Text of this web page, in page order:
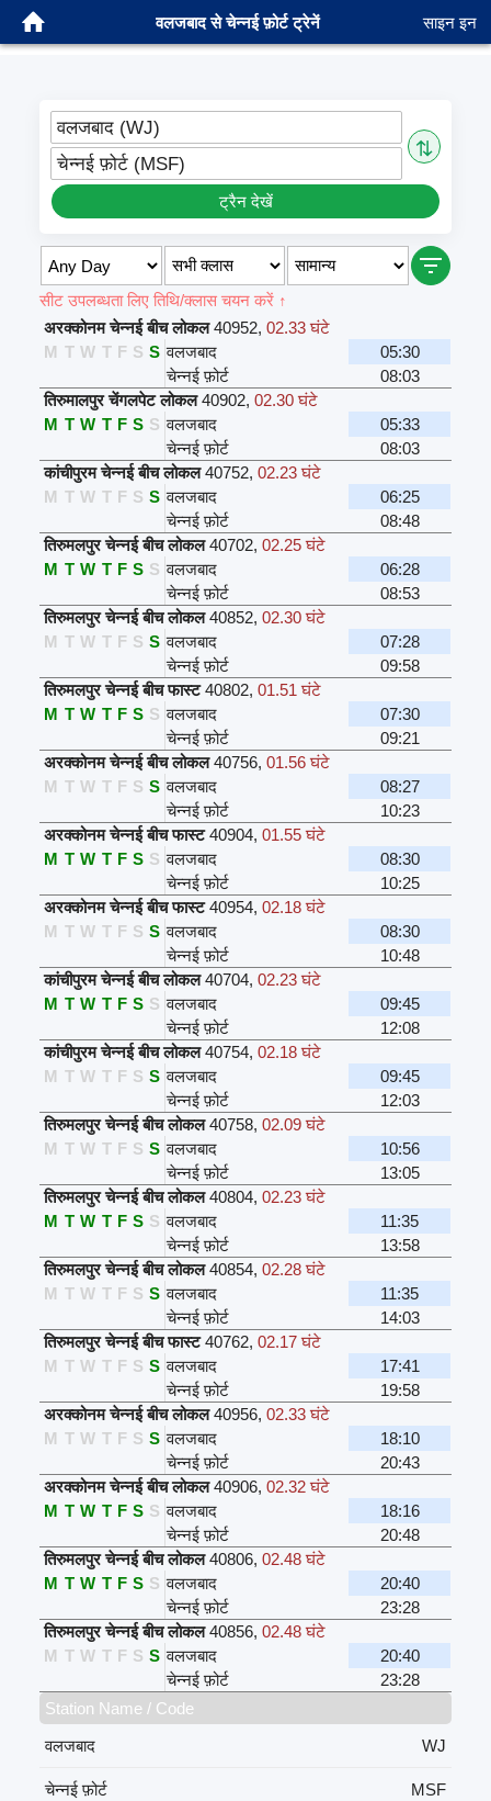
वलजबाद से चेन्नई फ़ोर्ट ट्रेनें साइन इन
वलजबाद (WJ)
⇅
चेन्नई फ़ोर्ट (MSF)
ट्रैन देखें
सीट उपलब्धता लिए तिथि/क्लास चयन करें ↑
अरक्कोनम चेन्नई बीच लोकल 40952,02.33 घंटे
M T W T F S S वलजबाद
05:30
चेन्नई फ़ोर्ट
08:03
तिरुमालपुर चेंगलपेट लोकल 40902,02.30 घंटे
M T W T F S S वलजबाद
05:33
चेन्नई फ़ोर्ट
08:03
कांचीपुरम चेन्नई बीच लोकल 40752,02.23 घंटे
M T W T F S S वलजबाद
06:25
चेन्नई फ़ोर्ट
08:48
तिरुमलपुर चेन्नई बीच लोकल 40702,02.25 घंटे
M T W T F S S वलजबाद
06:28
चेन्नई फ़ोर्ट
08:53
तिरुमलपुर चेन्नई बीच लोकल 40852,02.30 घंटे
M T W T F S S वलजबाद
07:28
चेन्नई फ़ोर्ट
09:58
तिरुमलपुर चेन्नई बीच फास्ट 40802,01.51 घंटे
M T W T F S S वलजबाद
07:30
चेन्नई फ़ोर्ट
09:21
अरक्कोनम चेन्नई बीच लोकल 40756,01.56 घंटे
M T W T F S S वलजबाद
08:27
चेन्नई फ़ोर्ट
10:23
अरक्कोनम चेन्नई बीच फास्ट 40904,01.55 घंटे
M T W T F S S वलजबाद
08:30
चेन्नई फ़ोर्ट
10:25
अरक्कोनम चेन्नई बीच फास्ट 40954,02.18 घंटे
M T W T F S S वलजबाद
08:30
चेन्नई फ़ोर्ट
10:48
कांचीपुरम चेन्नई बीच लोकल 40704,02.23 घंटे
M T W T F S S वलजबाद
09:45
चेन्नई फ़ोर्ट
12:08
कांचीपुरम चेन्नई बीच लोकल 40754,02.18 घंटे
M T W T F S S वलजबाद
09:45
चेन्नई फ़ोर्ट
12:03
तिरुमलपुर चेन्नई बीच लोकल 40758,02.09 घंटे
M T W T F S S वलजबाद
10:56
चेन्नई फ़ोर्ट
13:05
तिरुमलपुर चेन्नई बीच लोकल 40804,02.23 घंटे
M T W T F S S वलजबाद
11:35
चेन्नई फ़ोर्ट
13:58
तिरुमलपुर चेन्नई बीच लोकल 40854,02.28 घंटे
M T W T F S S वलजबाद
11:35
चेन्नई फ़ोर्ट
14:03
तिरुमलपुर चेन्नई बीच फास्ट 40762,02.17 घंटे
M T W T F S S वलजबाद
17:41
चेन्नई फ़ोर्ट
19:58
अरक्कोनम चेन्नई बीच लोकल 40956,02.33 घंटे
M T W T F S S वलजबाद
18:10
चेन्नई फ़ोर्ट
20:43
अरक्कोनम चेन्नई बीच लोकल 40906,02.32 घंटे
M T W T F S S वलजबाद
18:16
चेन्नई फ़ोर्ट
20:48
तिरुमलपुर चेन्नई बीच लोकल 40806,02.48 घंटे
M T W T F S S वलजबाद
20:40
चेन्नई फ़ोर्ट
23:28
तिरुमलपुर चेन्नई बीच लोकल 40856,02.48 घंटे
M T W T F S S वलजबाद
20:40
चेन्नई फ़ोर्ट
23:28
Station Name / Code
वलजबाद
WJ
चेन्नई फ़ोर्ट
MSF